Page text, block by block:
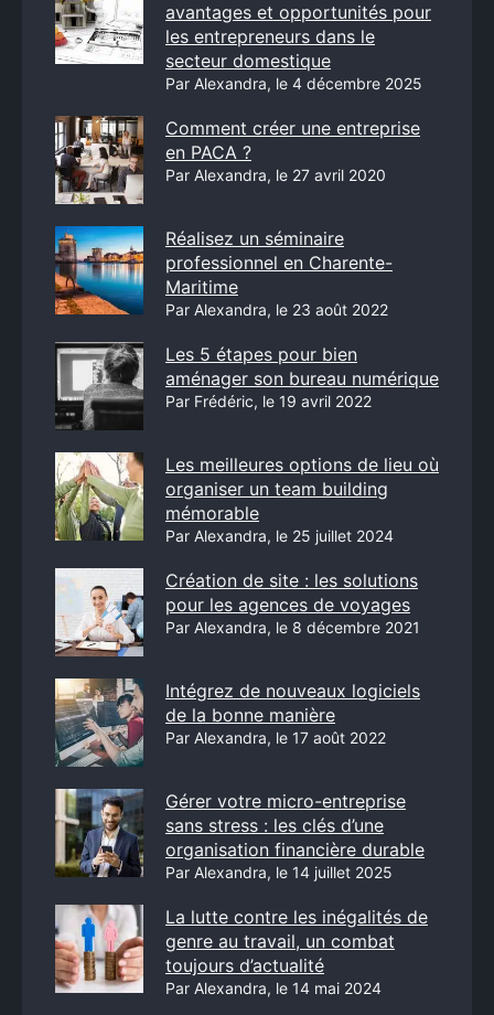
avantages et opportunités pour
les entrepreneurs dans le
secteur domestique
Par Alexandra, le 4 décembre 2025
Comment créer une entreprise
en PACA ?
Par Alexandra, le 27 avril 2020
Réalisez un séminaire
professionnel en Charente-
Maritime
Par Alexandra, le 23 août 2022
Les 5 étapes pour bien
aménager son bureau numérique
Par Frédéric, le 19 avril 2022
Les meilleures options de lieu où
organiser un team building
mémorable
Par Alexandra, le 25 juillet 2024
Création de site : les solutions
pour les agences de voyages
Par Alexandra, le 8 décembre 2021
Intégrez de nouveaux logiciels
de la bonne manière
Par Alexandra, le 17 août 2022
Gérer votre micro-entreprise
sans stress : les clés d’une
organisation financière durable
Par Alexandra, le 14 juillet 2025
La lutte contre les inégalités de
genre au travail, un combat
toujours d’actualité
Par Alexandra, le 14 mai 2024